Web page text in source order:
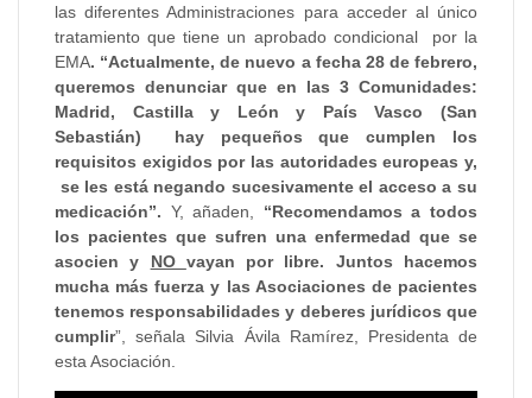
las diferentes Administraciones para acceder al único
tratamiento que tiene un aprobado condicional por la
EMA. “Actualmente, de nuevo a fecha 28 de febrero,
queremos denunciar que en las 3 Comunidades:
Madrid, Castilla y León y País Vasco (San
Sebastián) hay pequeños que cumplen los
requisitos exigidos por las autoridades europeas y,
se les está negando sucesivamente el acceso a su
medicación”. Y, añaden,
“Recomendamos a todos
los pacientes que sufren una enfermedad que se
asocien y NO vayan por libre. Juntos hacemos
mucha más fuerza y las Asociaciones de pacientes
tenemos responsabilidades y deberes jurídicos que
cumplir”, señala Silvia Ávila Ramírez, Presidenta de
esta Asociación.